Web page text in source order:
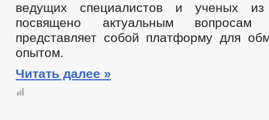
ведущих специалистов и ученых
посвящено актуальным
представляет собой платформу для
опытом.
Читать далее »